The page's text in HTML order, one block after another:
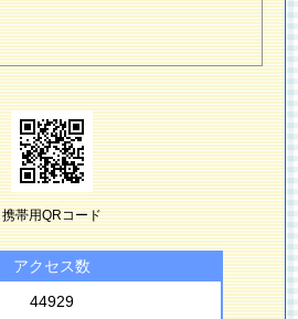
携帯用QRコード
アクセス数
44929